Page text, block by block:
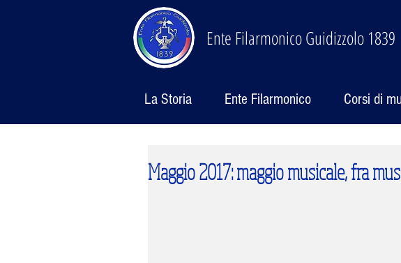
Ente Filarmonico Guidizzolo 1839
La Storia Ente Filarmonico Corsi di
Maggio 2017: maggio musicale, fra